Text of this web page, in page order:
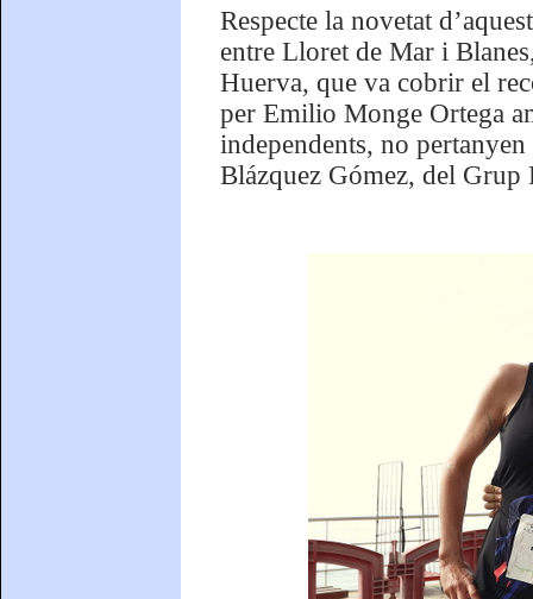
Respecte la novetat
entre Lloret de Mar i
Huerva, que va cobrir el
per Emilio Monge Ortega
independents, no
Blázquez Gómez, del Grup